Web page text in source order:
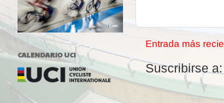
Entrada más
Suscribirse
CALENDARIO UCI